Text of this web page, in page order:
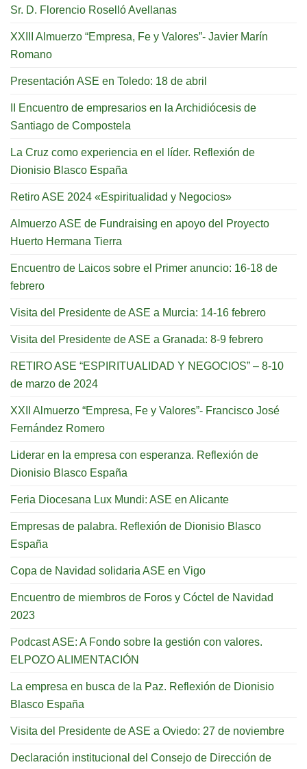
Sr. D. Florencio Roselló Avellanas
XXIII Almuerzo “Empresa, Fe y Valores”- Javier Marín
Romano
Presentación ASE en Toledo: 18 de abril
II Encuentro de empresarios en la Archidiócesis de
Santiago de Compostela
La Cruz como experiencia en el líder. Reflexión de
Dionisio Blasco España
Retiro ASE 2024 «Espiritualidad y Negocios»
Almuerzo ASE de Fundraising en apoyo del Proyecto
Huerto Hermana Tierra
Encuentro de Laicos sobre el Primer anuncio: 16-18 de
febrero
Visita del Presidente de ASE a Murcia: 14-16 febrero
Visita del Presidente de ASE a Granada: 8-9 febrero
RETIRO ASE “ESPIRITUALIDAD Y NEGOCIOS” – 8-10
de marzo de 2024
XXII Almuerzo “Empresa, Fe y Valores”- Francisco José
Fernández Romero
Liderar en la empresa con esperanza. Reflexión de
Dionisio Blasco España
Feria Diocesana Lux Mundi: ASE en Alicante
Empresas de palabra. Reflexión de Dionisio Blasco
España
Copa de Navidad solidaria ASE en Vigo
Encuentro de miembros de Foros y Cóctel de Navidad
2023
Podcast ASE: A Fondo sobre la gestión con valores.
ELPOZO ALIMENTACIÓN
La empresa en busca de la Paz. Reflexión de Dionisio
Blasco España
Visita del Presidente de ASE a Oviedo: 27 de noviembre
Declaración institucional del Consejo de Dirección de